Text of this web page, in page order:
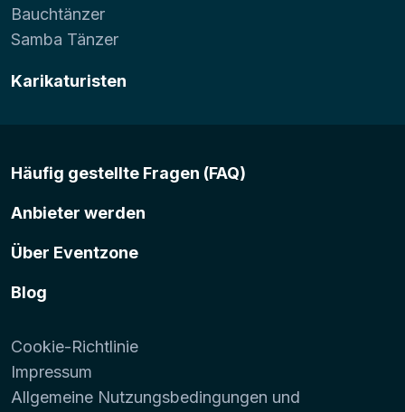
Bauchtänzer
Samba Tänzer
Karikaturisten
Häufig gestellte Fragen (FAQ)
Anbieter werden
Über Eventzone
Blog
Cookie-Richtlinie
Impressum
Allgemeine Nutzungsbedingungen und